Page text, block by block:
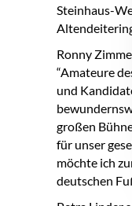
Steinhaus-
Ronny
“Amateure
und
großen
für unser
möchte ich
deutschen